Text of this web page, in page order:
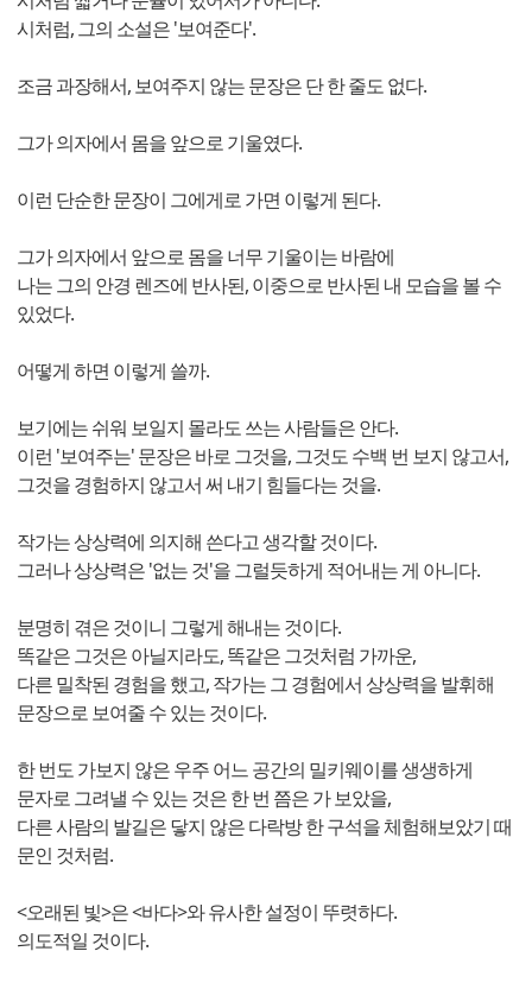
시처럼, 그의 소설은 '보여준다'.
조금 과장해서, 보여주지 않는 문장은 단 한 줄도 없다.
그가 의자에서 몸을 앞으로 기울였다.
이런 단순한 문장이 그에게로 가면 이렇게 된다.
그가 의자에서 앞으로 몸을 너무 기울이는 바람에
나는 그의 안경 렌즈에 반사된, 이중으로 반사된 내 모습을 볼 수
있었다.
어떻게 하면 이렇게 쓸까.
보기에는 쉬워 보일지 몰라도 쓰는 사람들은 안다.
이런 '보여주는' 문장은 바로 그것을, 그것도 수백 번 보지 않고서,
그것을 경험하지 않고서 써 내기 힘들다는 것을.
작가는 상상력에 의지해 쓴다고 생각할 것이다.
그러나 상상력은 '없는 것'을 그럴듯하게 적어내는 게 아니다.
분명히 겪은 것이니 그렇게 해내는 것이다.
똑같은 그것은 아닐지라도, 똑같은 그것처럼 가까운,
다른 밀착된 경험을 했고, 작가는 그 경험에서 상상력을 발휘해
문장으로 보여줄 수 있는 것이다.
한 번도 가보지 않은 우주 어느 공간의 밀키웨이를 생생하게
문자로 그려낼 수 있는 것은 한 번 쯤은 가 보았을,
다른 사람의 발길은 닿지 않은 다락방 한 구석을 체험해보았기 때
문인 것처럼.
<오래된 빛>은 <바다>와 유사한 설정이 뚜렷하다.
의도적일 것이다.